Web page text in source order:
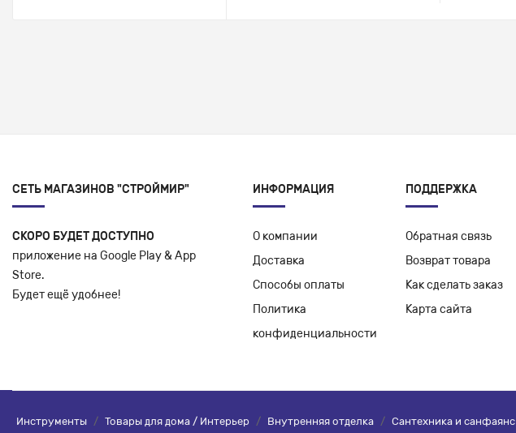
СЕТЬ МАГАЗИНОВ "СТРОЙМИР"
СКОРО БУДЕТ ДОСТУПНО
приложение на Google Play & App
Store.
Будет ещё удобнее!
ИНФОРМАЦИЯ
О компании
Доставка
Способы оплаты
Политика
конфиденциальности
ПОДДЕРЖКА
Обратная связь
Возврат товара
Как сделать заказ
Карта сайта
Инструменты / Товары для дома / Интерьер / Внутренняя отделка / Сантехника и санфаянс